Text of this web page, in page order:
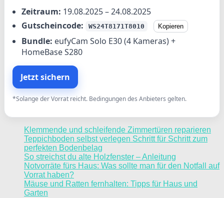
Zeitraum: 19.08.2025 – 24.08.2025
Gutscheincode:
WS24T8171T8010 Kopieren
Bundle: eufyCam Solo E30 (4 Kameras) +
HomeBase S280
Jetzt sichern
*Solange der Vorrat reicht. Bedingungen des Anbieters gelten.
Klemmende und schleifende Zimmertüren reparieren
Teppichboden selbst verlegen Schritt für Schritt zum
perfekten Bodenbelag
So streichst du alte Holzfenster – Anleitung
Notvorräte fürs Haus: Was sollte man für den Notfall auf
Vorrat haben?
Mäuse und Ratten fernhalten: Tipps für Haus und
Garten